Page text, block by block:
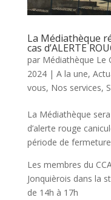
La Médiathèque
cas d’ALERTE
par Médiathèque Le
2024| A la une,
vous, Nos services,
La Médiathèque
d’alerte rouge
période de
Les membres du
Jonquièrois dans la
de 14h à 17h